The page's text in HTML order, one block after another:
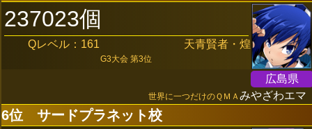
237023個
Qレベル：161 天青賢者・煌
G3大会 第3位
広島県
世界に一つだけのＱＭＡ みやざわエマ
6位 サードプラネット校